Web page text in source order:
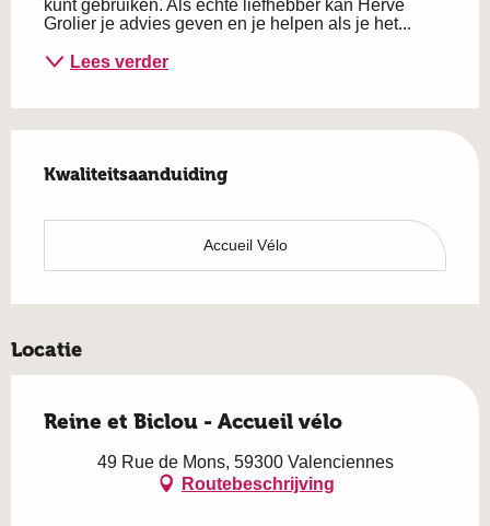
kunt gebruiken. Als echte liefhebber kan Hervé
Grolier je advies geven en je helpen als je het...
Lees verder
Kwaliteitsaanduiding
Kwaliteitsaanduiding
Accueil Vélo
Locatie
Reine et Biclou - Accueil vélo
49 Rue de Mons, 59300 Valenciennes
Routebeschrijving